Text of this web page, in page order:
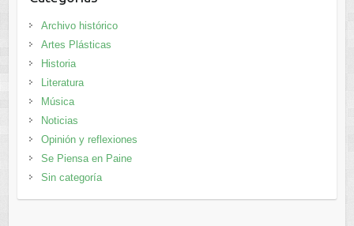
Archivo histórico
Artes Plásticas
Historia
Literatura
Música
Noticias
Opinión y reflexiones
Se Piensa en Paine
Sin categoría